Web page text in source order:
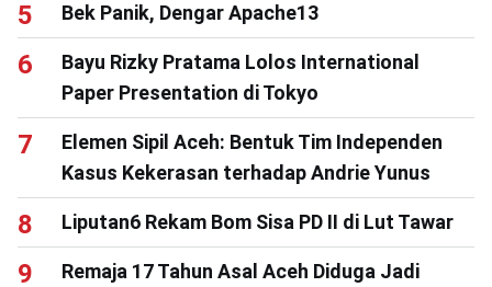
Bek Panik, Dengar Apache13
Bayu Rizky Pratama Lolos International
Paper Presentation di Tokyo
Elemen Sipil Aceh: Bentuk Tim Independen
Kasus Kekerasan terhadap Andrie Yunus
Liputan6 Rekam Bom Sisa PD II di Lut Tawar
Remaja 17 Tahun Asal Aceh Diduga Jadi